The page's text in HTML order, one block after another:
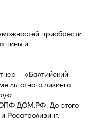
приобрести
и
– «Балтийский
льготного лизинга
ДОМ.РФ. До этого
Росагролизинг.